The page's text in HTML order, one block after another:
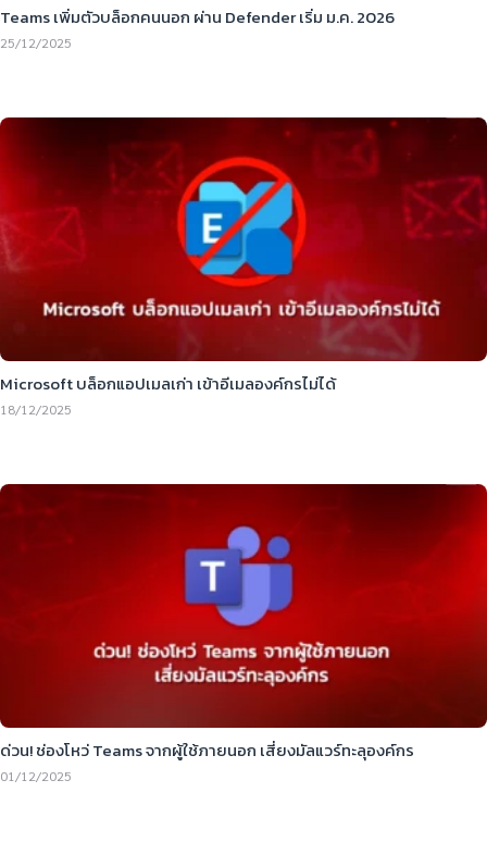
Teams เพิ่มตัวบล็อกคนนอก ผ่าน Defender เริ่ม ม.ค. 2026
25/12/2025
Microsoft บล็อกแอปเมลเก่า เข้าอีเมลองค์กรไม่ได้
18/12/2025
ด่วน! ช่องโหว่ Teams จากผู้ใช้ภายนอก เสี่ยงมัลแวร์ทะลุองค์กร
01/12/2025